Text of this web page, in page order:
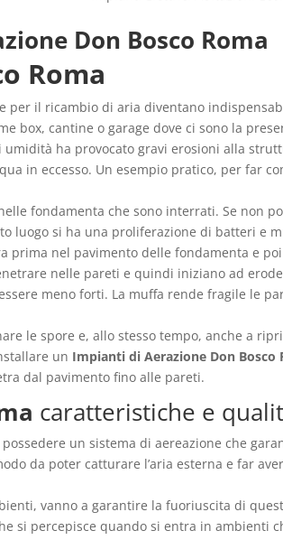
Don Bosco Roma
Roma
per il ricambio di aria diventano
box, cantine o garage dove ci sono la
ha provocato gravi erosioni alla
in eccesso. Un esempio pratico, per far
fondamenta che sono interrati. Se non
luogo si ha una proliferazione di batteri e
prima nel pavimento delle fondamenta e
nelle pareti e quindi iniziano ad
meno forti. La muffa rende fragile le
le spore e, allo stesso tempo, anche a
un Impianti di Aerazione Don Bosco
dal pavimento fino alle pareti.
caratteristiche e
un sistema di aereazione che
da poter catturare l’aria esterna e far
vanno a garantire la fuoriuscita di
si percepisce quando si entra in ambienti